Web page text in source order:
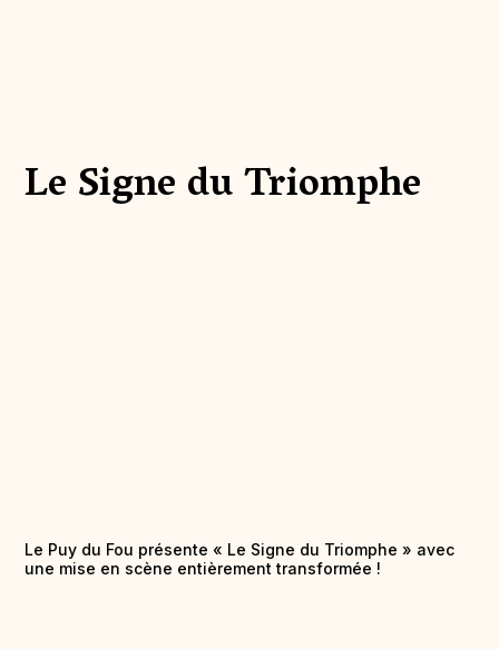
Le Signe du Triomphe
Le Puy du Fou présente « Le Signe du Triomphe » avec
une mise en scène entièrement transformée !